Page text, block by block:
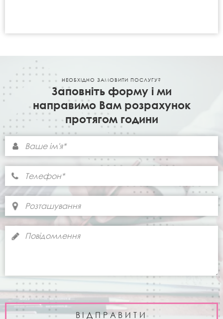
НЕОБХІДНО ЗАМОВИТИ ПОСЛУГУ?
Заповніть форму і ми
направимо Вам розрахунок
протягом години